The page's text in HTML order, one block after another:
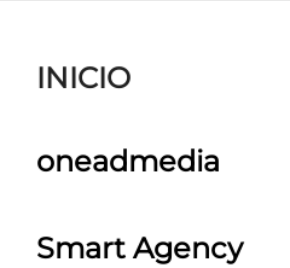
INICIO
oneadmedia
Smart Agency